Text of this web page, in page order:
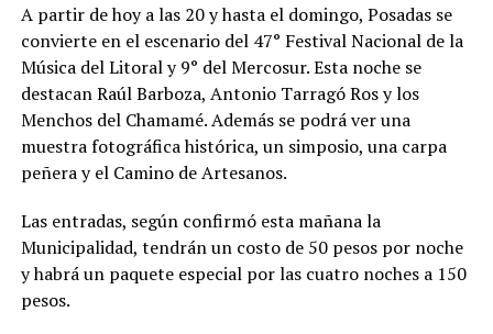
A partir de hoy a las 20 y hasta el domingo, Posadas se
convierte en el escenario del 47° Festival Nacional de la
Música del Litoral y 9° del Mercosur. Esta noche se
destacan Raúl Barboza, Antonio Tarragó Ros y los
Menchos del Chamamé. Además se podrá ver una
muestra fotográfica histórica, un simposio, una carpa
peñera y el Camino de Artesanos.
Las entradas, según confirmó esta mañana la
Municipalidad, tendrán un costo de 50 pesos por noche
y habrá un paquete especial por las cuatro noches a 150
pesos.